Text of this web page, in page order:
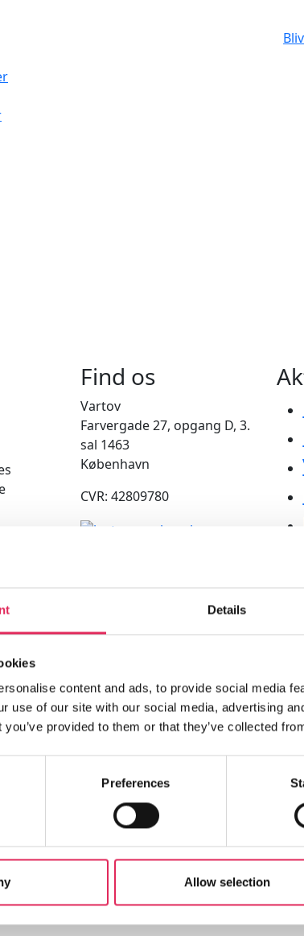
Details
content and ads, to provide social media
use of our site with our social media, advertising
you’ve provided to them or that they’ve collected
Preferences
Allow selection
Find os
Vartov
Farvergade 27, opgang D, 3.
sal 1463
København
CVR: 42809780